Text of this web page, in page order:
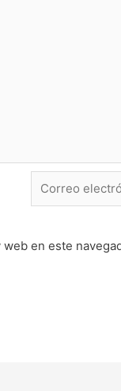
Correo
electrónico*
en este